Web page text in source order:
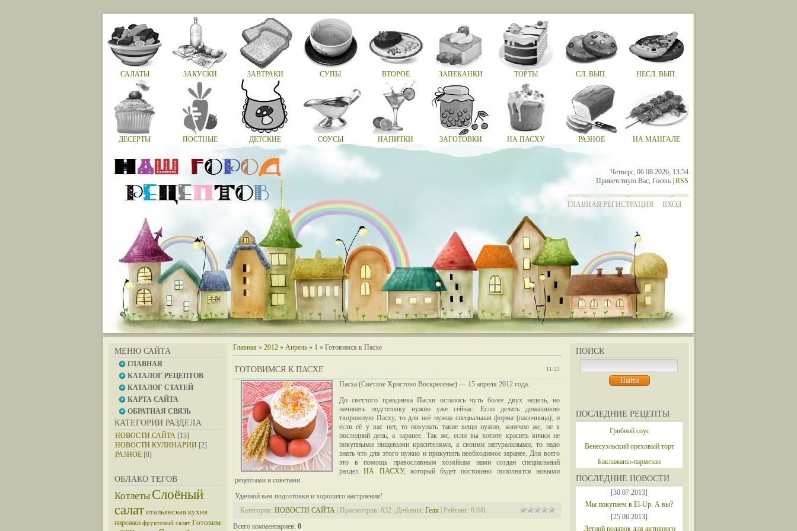
САЛАТЫ ЗАКУСКИ ЗАВТРАКИ СУПЫ ВТОРОЕ ЗАПЕКАНКИ ТОРТЫ СЛ. ВЫП. НЕСЛ. ВЫП.
ДЕСЕРТЫ ПОСТНЫЕ ДЕТСКИЕ СОУСЫ НАПИТКИ ЗАГОТОВКИ НА ПАСХУ РАЗНОЕ НА МАНГАЛЕ
Четверг, 06.08.2026, 13:54
Приветствую Вас, Гость RSS
ГЛАВНАЯ РЕГИСТРАЦИЯ ВХОД
МЕНЮ САЙТА
ГЛАВНАЯ
КАТАЛОГ РЕЦЕПТОВ
КАТАЛОГ СТАТЕЙ
КАРТА САЙТА
ОБРАТНАЯ СВЯЗЬ
КАТЕГОРИИ РАЗДЕЛА
НОВОСТИ САЙТА [13]
НОВОСТИ КУЛИНАРИИ [2]
РАЗНОЕ [8]
ОБЛАКО ТЕГОВ
Котлеты Слоёный
салат итальянская кухня
пирожки фруктовый салат Готовим
ПОИСК
ПОСЛЕДНИЕ РЕЦЕПТЫ
Грибной соус
Венесуэльский ореховый торт
Баклажаны-пармезан
ПОСЛЕДНИЕ НОВОСТИ
[30.07.2013]
Мы покупаем в El-Up. А вы?
[25.06.2013]
Летний подарок для активного
Главная » 2012 » Апрель » 1 » Готовимся к Пасхе
11:23
ГОТОВИМСЯ К ПАСХЕ
Пасха (Светлое Христово Воскресенье) — 15 апреля 2012 года.
До светлого праздника Пасхи осталось чуть более двух недель, но
начинать подготовку нужно уже сейчас. Если делать домашнюю
творожную Пасху, то для неё нужна специальная форма (пасочница), и
если её у вас нет, то покупать такие вещи нужно, конечно же, не в
последний день, а заранее. Так же, если вы хотите красить яички не
покупными пищевыми красителями, а своими натуральными, то надо
знать что для этого нужно и прикупить необходимое заранее. Для всего
это в помощь православным хозяйкам нами создан специальный
разделНА ПАСХУ, который будет постоянно пополнятся новыми
рецептами и советами.
Удачной вам подготовки и хорошего настроения!
Категория: НОВОСТИ САЙТА Просмотров: 632 | Добавил: Геля Рейтинг: 0.0/0
Всего комментариев: 0